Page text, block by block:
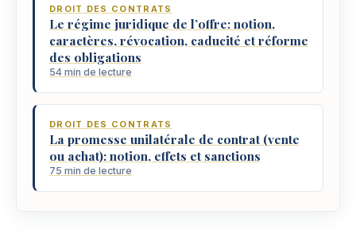
DROIT DES CONTRATS
Le régime juridique de l’offre: notion,
caractères, révocation, caducité et réforme
des obligations
54 min de lecture
DROIT DES CONTRATS
La promesse unilatérale de contrat (vente
ou achat): notion, effets et sanctions
75 min de lecture